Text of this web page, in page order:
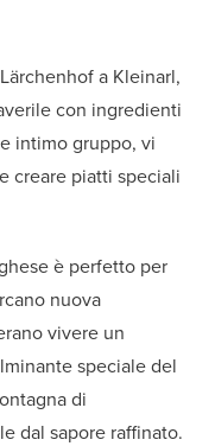
a Kleinarl,
con ingredienti
intimo gruppo, vi
creare piatti speciali
è perfetto per
nuova
vivere un
speciale del
di
dal sapore raffinato.